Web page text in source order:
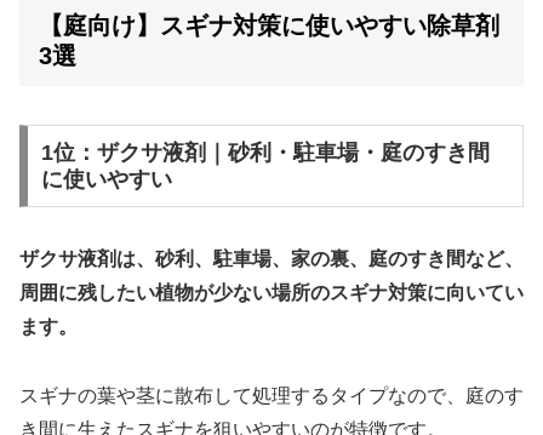
【庭向け】スギナ対策に使いやすい除草剤
3選
1位：ザクサ液剤｜砂利・駐車場・庭のすき間
に使いやすい
ザクサ液剤は、砂利、駐車場、家の裏、庭のすき間など、
周囲に残したい植物が少ない場所のスギナ対策に向いてい
ます。
スギナの葉や茎に散布して処理するタイプなので、庭のす
き間に生えたスギナを狙いやすいのが特徴です。